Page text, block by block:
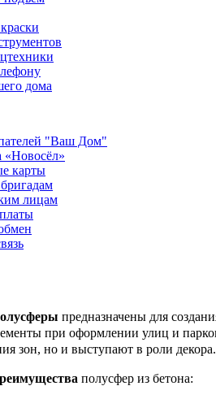
дома
"Ваш Дом"
карты
лицам
предназначены для
при оформлении улиц и
зон, но и выступают в роли декора.
полусфер из бетона: